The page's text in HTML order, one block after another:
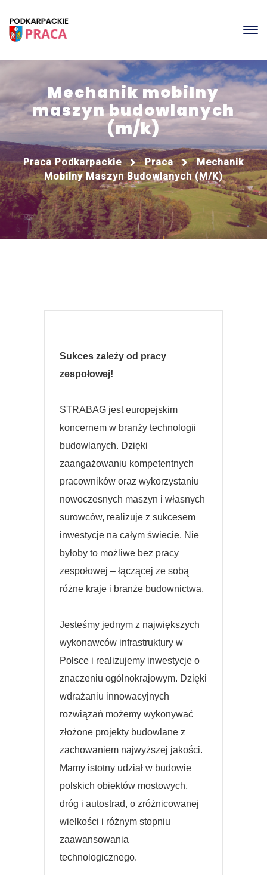
Mechanik mobilny
maszyn budowlanych
(m/k)
Praca Podkarpackie Praca
Mechanik
Mobilny Maszyn Budowlanych (m/k)
Sukces zależy od pracy
zespołowej!
STRABAG jest europejskim
koncernem w branży technologii
budowlanych. Dzięki
zaangażowaniu kompetentnych
pracowników oraz wykorzystaniu
nowoczesnych maszyn i własnych
surowców, realizuje z sukcesem
inwestycje na całym świecie. Nie
byłoby to możliwe bez pracy
zespołowej – łączącej ze sobą
różne kraje i branże budownictwa.
Jesteśmy jednym z największych
wykonawców infrastruktury w
Polsce i realizujemy inwestycje o
znaczeniu ogólnokrajowym. Dzięki
wdrażaniu innowacyjnych
rozwiązań możemy wykonywać
złożone projekty budowlane z
zachowaniem najwyższej jakości.
Mamy istotny udział w budowie
polskich obiektów mostowych,
dróg i autostrad, o zróżnicowanej
wielkości i różnym stopniu
zaawansowania
technologicznego.